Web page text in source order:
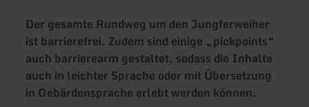
Der gesamte Rundweg um den Jungferweiher
ist barrierefrei. Zudem sind einige „pickpoints“
auch barrierearm gestaltet, sodass die Inhalte
auch in leichter Sprache oder mit Übersetzung
in Gebärdensprache erlebt werden können.